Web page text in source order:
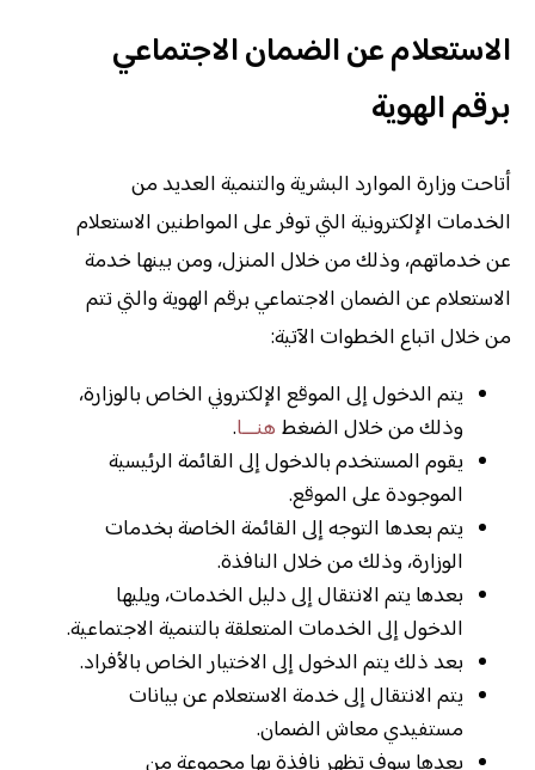
الاستعلام عن الضمان الاجتماعي
برقم الهوية
أتاحت وزارة الموارد البشرية والتنمية العديد من
الخدمات الإلكترونية التي توفر على المواطنين الاستعلام
عن خدماتهم، وذلك من خلال المنزل، ومن بينها خدمة
الاستعلام عن الضمان الاجتماعي برقم الهوية والتي تتم
من خلال اتباع الخطوات الآتية:
يتم الدخول إلى الموقع الإلكتروني الخاص بالوزارة،
وذلك من خلال الضغط هنـــا.
يقوم المستخدم بالدخول إلى القائمة الرئيسية
الموجودة على الموقع.
يتم بعدها التوجه إلى القائمة الخاصة بخدمات
الوزارة، وذلك من خلال النافذة.
بعدها يتم الانتقال إلى دليل الخدمات، ويليها
الدخول إلى الخدمات المتعلقة بالتنمية الاجتماعية.
بعد ذلك يتم الدخول إلى الاختيار الخاص بالأفراد.
يتم الانتقال إلى خدمة الاستعلام عن بيانات
مستفيدي معاش الضمان.